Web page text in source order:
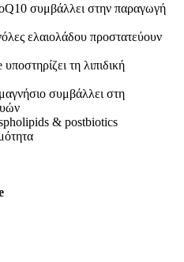
συμβάλλει στην παραγωγή
ελαιολάδου προστατεύουν
τη λιπιδική
συμβάλλει στη
& postbiotics